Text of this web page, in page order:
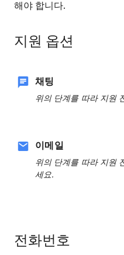
해야 합니다.
지원 옵션
채팅
위의 단계를 따라 지원
이메일
위의 단계를 따라 지원
세요.
전화번호